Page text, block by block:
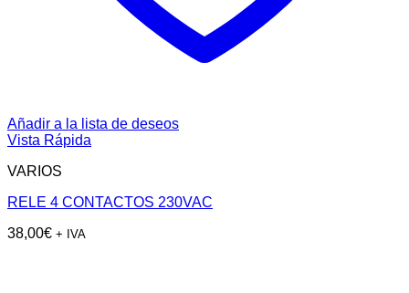
Añadir a la lista de deseos
Vista Rápida
VARIOS
RELE 4 CONTACTOS 230VAC
38,00€ + IVA